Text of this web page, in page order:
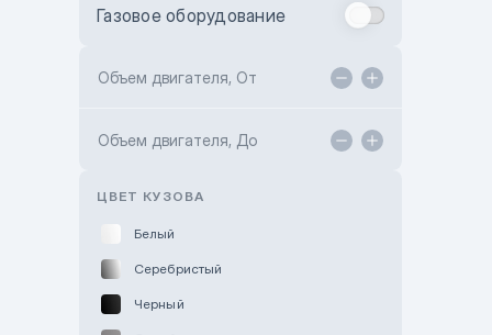
Toyota Kokshetau
Hyundai ShymCity
Газовое оборудование
Объем двигателя, От
Объем двигателя, До
ЦВЕТ КУЗОВА
Белый
Серебристый
Черный